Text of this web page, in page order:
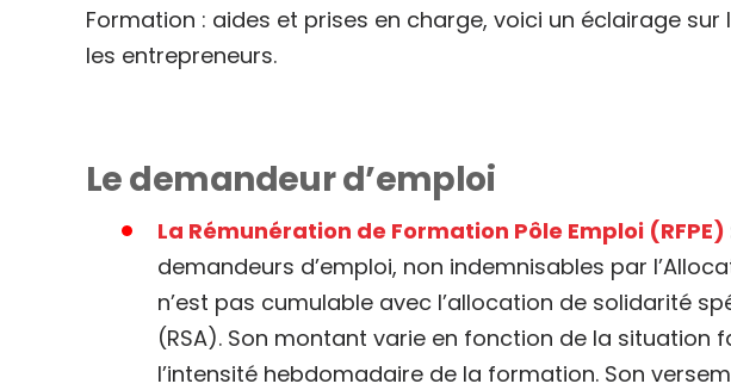
Formation : aides et prises en charge, voici un éclairage
les entrepreneurs.
Le demandeur d’emploi
La Rémunération de Formation Pôle Emploi (RFPE)
demandeurs d’emploi, non indemnisables par
n’est pas cumulable avec l’allocation de solidarité
(RSA). Son montant varie en fonction de la
l’intensité hebdomadaire de la formation. Son